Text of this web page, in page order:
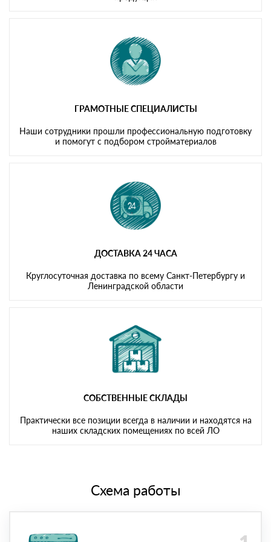
ГРАМОТНЫЕ СПЕЦИАЛИСТЫ
Наши сотрудники прошли профессиональную подготовку
и помогут с подбором стройматериалов
ДОСТАВКА 24 ЧАСА
Круглосуточная доставка по всему Санкт-Петербургу и
Ленинградской области
СОБСТВЕННЫЕ СКЛАДЫ
Практически все позиции всегда в наличии и находятся на
наших складских помещениях по всей ЛО
Схема работы